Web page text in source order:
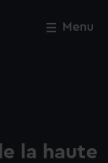
Menu
la haute
Close